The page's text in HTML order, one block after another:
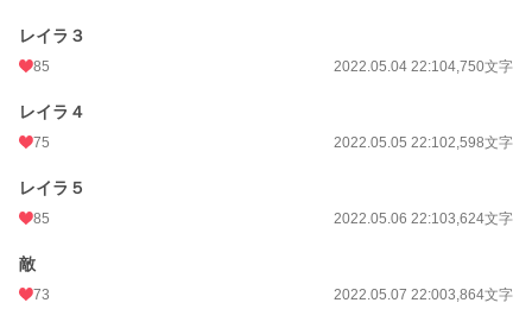
レイラ３
85 2022.05.04 22:104,750文字
レイラ４
75 2022.05.05 22:102,598文字
レイラ５
85 2022.05.06 22:103,624文字
敵
73 2022.05.07 22:003,864文字